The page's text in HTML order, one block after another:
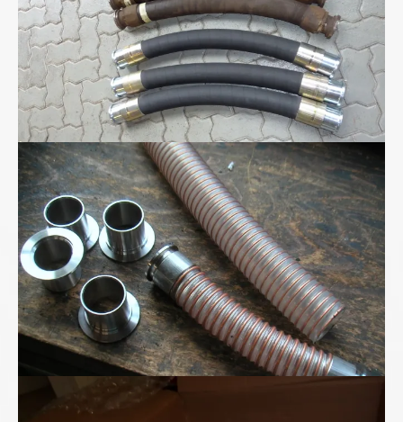
Polyurethan-Spiralschlauch
Superhochdruck- schlauchleitung bis 2800bar